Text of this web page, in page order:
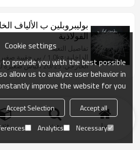
بوليبروبلين ب الألياف
الفولاذية
تفاصيل التعبئة
الداخلية: 1.0kg / بي حقيبة صغيرة.
الخارجي: 20/25 أكياس صغيرة لكل كيس المنسوجة.
منزل بحث فئة
Cookie settings
to provide you with the best possible
allow us to analyze user behavior in
improve the website for you.
Accept all
Accept Selection
Necessary
Analytics